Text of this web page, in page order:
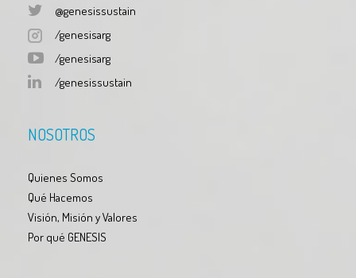
@genesissustain
/genesisarg
/genesisarg
/genesissustain
NOSOTROS
Quienes Somos
Qué Hacemos
Visión, Misión y Valores
Por qué GENESIS